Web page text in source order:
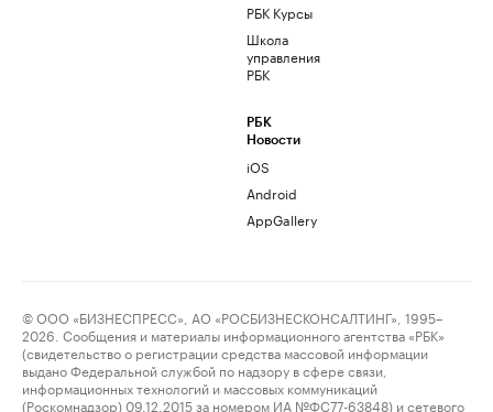
РБК Курсы
Школа
управления
РБК
РБК
Новости
iOS
Android
AppGallery
© ООО «БИЗНЕСПРЕСС», АО «РОСБИЗНЕСКОНСАЛТИНГ», 1995–
2026. Сообщения и материалы информационного агентства «РБК»
(свидетельство о регистрации средства массовой информации
выдано Федеральной службой по надзору в сфере связи,
информационных технологий и массовых коммуникаций
(Роскомнадзор) 09.12.2015 за номером ИА №ФС77-63848) и сетевого